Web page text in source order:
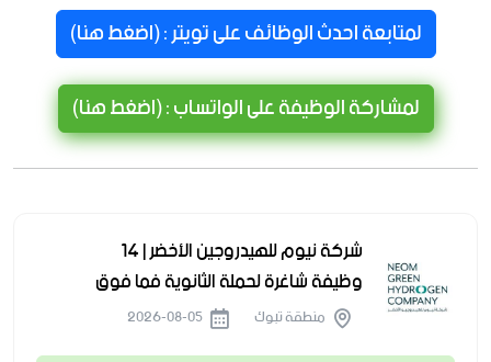
لمتابعة احدث الوظائف على تويتر : (اضغط هنا)
لمشاركة الوظيفة على الواتساب : (اضغط هنا)
شركة نيوم للهيدروجين الأخضر | 14
وظيفة شاغرة لحملة الثانوية فما فوق
منطقة تبوك